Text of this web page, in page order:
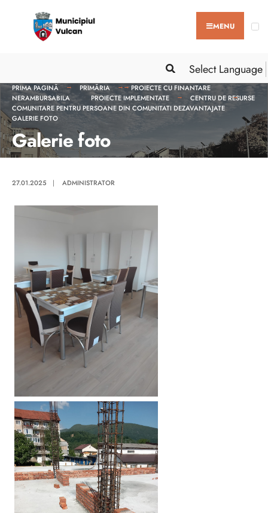
MENU
Select Language
PRIMA PAGINĂ PRIMĂRIA
PROIECTE CU FINANTARE
NERAMBURSABILA
PROIECTE IMPLEMENTATE
CENTRU DE RESURSE
COMUNITARE PENTRU PERSOANE DIN COMUNITATI DEZAVANTAJATE
GALERIE FOTO
Galerie foto
27.01.2025 | ADMINISTRATOR